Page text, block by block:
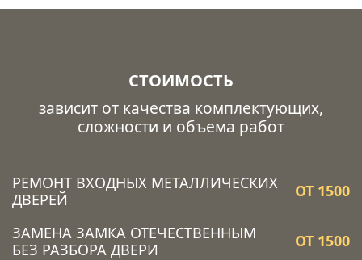
СТОИМОСТЬ
зависит от качества комплектующих,
сложности и объема работ
РЕМОНТ ВХОДНЫХ МЕТАЛЛИЧЕСКИХ
ДВЕРЕЙ
ОТ 1500
ЗАМЕНА ЗАМКА ОТЕЧЕСТВЕННЫМ
БЕЗ РАЗБОРА ДВЕРИ
ОТ 1500